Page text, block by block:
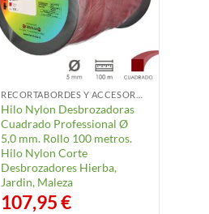
Hilo Nylon Desbrozadoras
Cuadrado Professional Ø
5,0 mm. Rollo 100 metros.
Hilo Nylon Corte
Desbrozadores Hierba,
Jardin, Maleza
107,95€